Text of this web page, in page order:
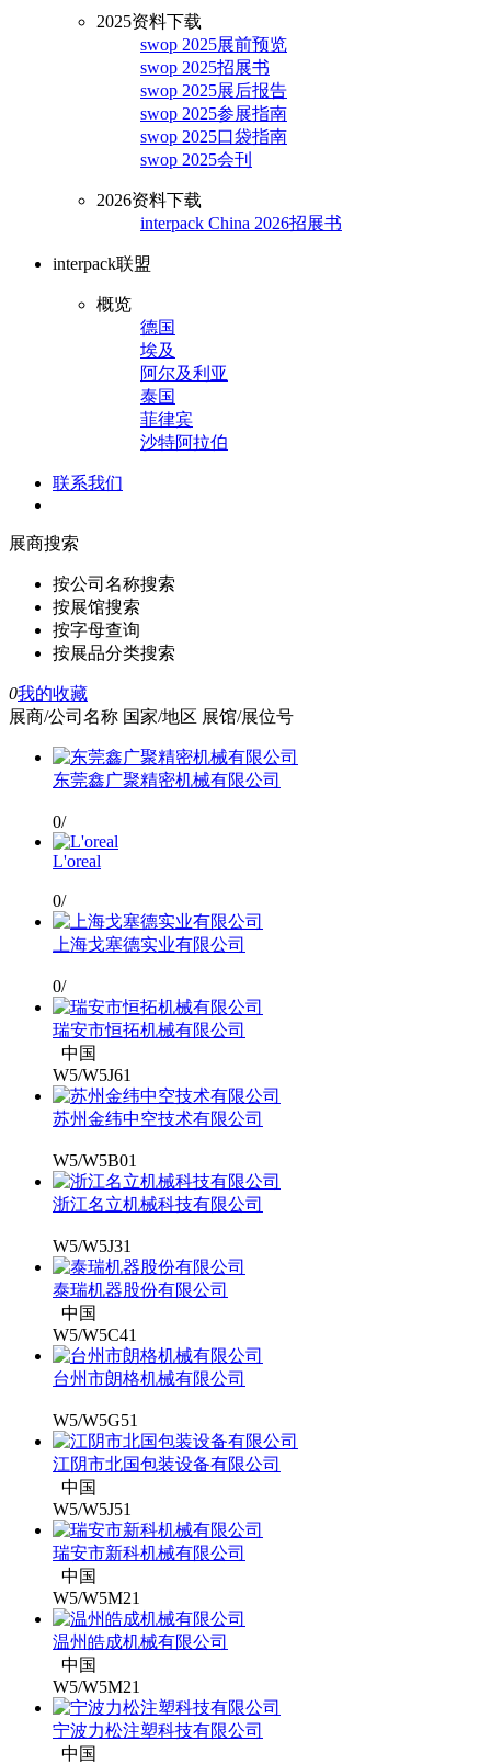
2025资料下载
swop 2025展前预览
swop 2025招展书
swop 2025展后报告
swop 2025参展指南
swop 2025口袋指南
swop 2025会刊
2026资料下载
interpack China 2026招展书
interpack联盟
概览
德国
埃及
阿尔及利亚
泰国
菲律宾
沙特阿拉伯
联系我们
展商搜索
按公司名称搜索
按展馆搜索
按字母查询
按展品分类搜索
0我的收藏
展商/公司名称 国家/地区 展馆/展位号
东莞鑫广聚精密机械有限公司
0/
L'oreal
0/
上海戈塞德实业有限公司
0/
瑞安市恒拓机械有限公司
中国
W5/W5J61
苏州金纬中空技术有限公司
W5/W5B01
浙江名立机械科技有限公司
W5/W5J31
泰瑞机器股份有限公司
中国
W5/W5C41
台州市朗格机械有限公司
W5/W5G51
江阴市北国包装设备有限公司
中国
W5/W5J51
瑞安市新科机械有限公司
中国
W5/W5M21
温州皓成机械有限公司
中国
W5/W5M21
宁波力松注塑科技有限公司
中国